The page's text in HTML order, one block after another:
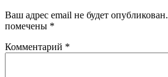
Ваш адрес email не будет опубликован.
помечены *
Комментарий *